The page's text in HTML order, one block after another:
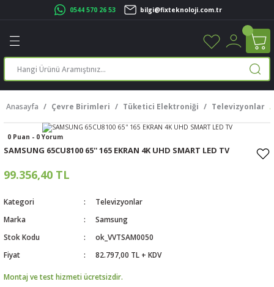
0544 570 26 53 bilgi@fixteknoloji.com.tr
Geri Dön
Geri Dön
Geri Dön
Yazıcı
Geri Dön
Geri Dön
Geri Dön
Geri Dön
Geri Dön
Anasayfa Çevre Birimleri Tüketici Elektroniği Televizyonlar
0 Puan - 0 Yorum
SAMSUNG 65CU8100 65'' 165 EKRAN 4K UHD SMART LED TV
99.356,40 TL
Kategori
Televizyonlar
Marka
Samsung
Stok Kodu
ok_VVTSAM0050
Fiyat
82.797,00 TL + KDV
Montaj ve test hizmeti ücretsizdir.